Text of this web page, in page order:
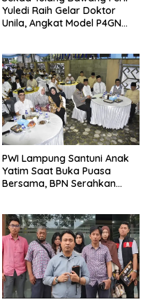
Yuledi Raih Gelar Doktor
Unila, Angkat Model P4GN
PWI Lampung Santuni Anak
Yatim Saat Buka Puasa
Bersama, BPN Serahkan